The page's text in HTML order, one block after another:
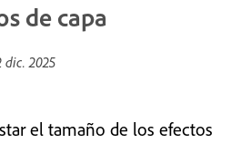
de capa
dic. 2025
el tamaño de los efectos